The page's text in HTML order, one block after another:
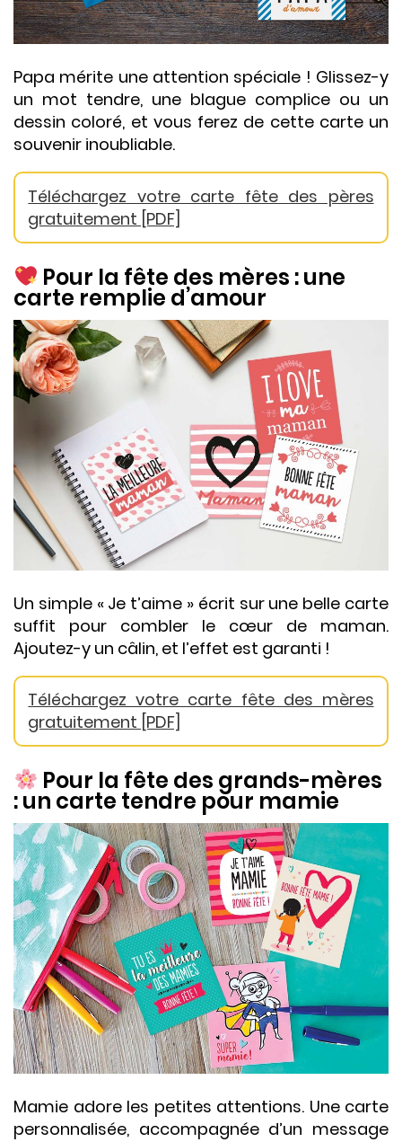
Papa mérite une attention spéciale ! Glissez-y
un mot tendre, une blague complice ou un
dessin coloré, et vous ferez de cette carte un
souvenir inoubliable.
Téléchargez votre carte fête des pères
gratuitement [PDF]
Pour la fête des mères : une
carte remplie d’amour
Un simple « Je t’aime » écrit sur une belle carte
suffit pour combler le cœur de maman.
Ajoutez-y un câlin, et l’effet est garanti !
Téléchargez votre carte fête des mères
gratuitement [PDF]
Pour la fête des grands-mères
: un carte tendre pour mamie
Mamie adore les petites attentions. Une carte
personnalisée, accompagnée d’un message